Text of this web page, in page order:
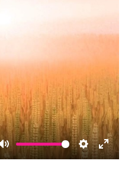
Mute Settings
Enter